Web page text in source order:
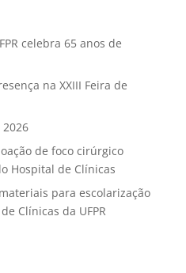
celebra 65 anos de
na XXIII Feira de
de foco cirúrgico
Hospital de Clínicas
para escolarização
Clínicas da UFPR